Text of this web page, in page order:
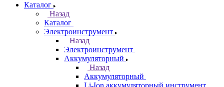
Каталог
Назад
Каталог
Электроинструмент
Назад
Электроинструмент
Аккумуляторный
Назад
Аккумуляторный
Li-Ion аккумуляторный инструмент